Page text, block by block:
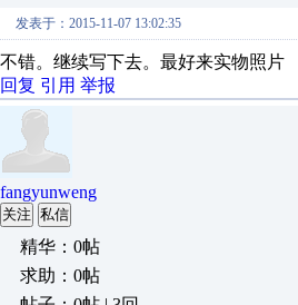
发表于：2015-11-07 13:02:35
不错。继续写下去。最好来实物照片
回复 引用 举报
fangyunweng
关注 私信
精华：0帖
求助：0帖